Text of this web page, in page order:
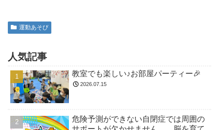
運動あそび
人気記事
教室でも楽しい♪お部屋パーティー🎉
2026.07.15
危険予測ができない自閉症では周囲の